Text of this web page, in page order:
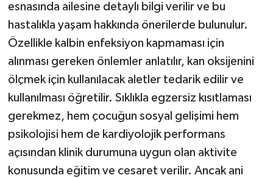
esnasında ailesine detaylı bilgi verilir ve bu
hastalıkla yaşam hakkında önerilerde bulunulur.
Özellikle kalbin enfeksiyon kapmaması için
alınması gereken önlemler anlatılır, kan oksijenini
ölçmek için kullanılacak aletler tedarik edilir ve
kullanılması öğretilir. Sıklıkla egzersiz kısıtlaması
gerekmez, hem çocuğun sosyal gelişimi hem
psikolojisi hem de kardiyolojik performans
açısından klinik durumuna uygun olan aktivite
konusunda eğitim ve cesaret verilir. Ancak ani